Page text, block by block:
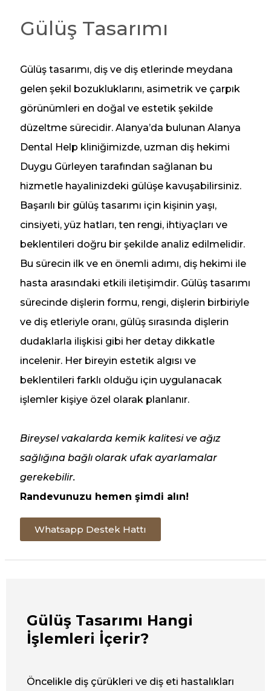
Gülüş Tasarımı
Gülüş tasarımı, diş ve diş etlerinde meydana
gelen şekil bozukluklarını, asimetrik ve çarpık
görünümleri en doğal ve estetik şekilde
düzeltme sürecidir. Alanya’da bulunan Alanya
Dental Help kliniğimizde, uzman diş hekimi
Duygu Gürleyen tarafından sağlanan bu
hizmetle hayalinizdeki gülüşe kavuşabilirsiniz.
Başarılı bir gülüş tasarımı için kişinin yaşı,
cinsiyeti, yüz hatları, ten rengi, ihtiyaçları ve
beklentileri doğru bir şekilde analiz edilmelidir.
Bu sürecin ilk ve en önemli adımı, diş hekimi ile
hasta arasındaki etkili iletişimdir. Gülüş tasarımı
sürecinde dişlerin formu, rengi, dişlerin birbiriyle
ve diş etleriyle oranı, gülüş sırasında dişlerin
dudaklarla ilişkisi gibi her detay dikkatle
incelenir. Her bireyin estetik algısı ve
beklentileri farklı olduğu için uygulanacak
işlemler kişiye özel olarak planlanır.
Bireysel vakalarda kemik kalitesi ve ağız
sağlığına bağlı olarak ufak ayarlamalar
gerekebilir.
Randevunuzu hemen şimdi alın!
Whatsapp Destek Hattı
Gülüş Tasarımı Hangi
İşlemleri İçerir?
Öncelikle diş çürükleri ve diş eti hastalıkları